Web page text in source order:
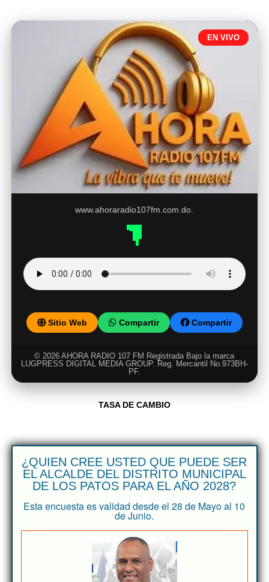
EN VIVO
www.ahoraradio107fm.com.do.
Sitio Web Compartir Compartir
© 2026 AHORA RADIO 107 FM Registrada Bajo la marca
LUGPRESS DIGITAL MEDIA GROUP. Reg. Mercantil No.973BH-
PF.
TASA DE CAMBIO
¿QUIEN CREE USTED QUE PUEDE SER
EL ALCALDE DEL DISTRITO MUNICIPAL
DE LOS PATOS PARA EL AÑO 2028?
Esta encuesta es validad desde el 28 de Mayo al 10
de Junio.